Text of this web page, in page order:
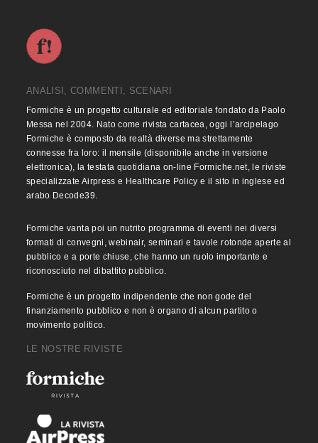
ANALISI, COMMENTI, SCENARI
Formiche è un progetto culturale ed editoriale fondato da Paolo
Messa nel 2004. Nato come rivista cartacea, oggi l’arcipelago
Formiche è composto da realtà diverse ma strettamente
connesse fra loro: il mensile (disponibile anche in versione
elettronica), la testata quotidiana on-line Formiche.net, le riviste
specializzate Airpress e Healthcare Policy e il sito in inglese ed
arabo Decode39.
Formiche vanta poi un nutrito programma di eventi nei diversi
formati di convegni, webinair, seminari e tavole rotonde aperte al
pubblico e a porte chiuse, che hanno un ruolo importante e
riconosciuto nel dibattito pubblico.
Formiche è un progetto indipendente che non gode del
finanziamento pubblico e non è organo di alcun partito o
movimento politico.
LE NOSTRE RIVISTE